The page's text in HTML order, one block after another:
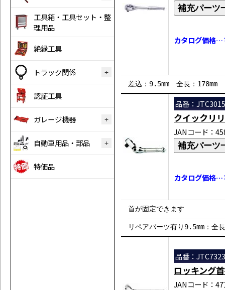
工具箱・工具セット・整
理用品
絶縁工具
トラック関係
認証工具
ガレージ機器
自動車用品・部品
特価品
補充パーツ
カタログ価格
差込：9.5mm 全長：178mm
品番：JTC3015
クイックリ
JANコード：
補充パーツ
カタログ価格
首が固定できます
リペアパーツ有り9.5mm：全
品番：JTC7323
ロッキング
JANコード：